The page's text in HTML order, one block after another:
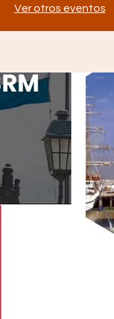
Ver otros eventos